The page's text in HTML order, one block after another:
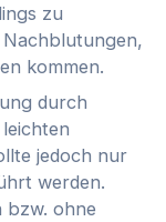
zu
kommen.
durch
jedoch nur
werden.
bzw. ohne